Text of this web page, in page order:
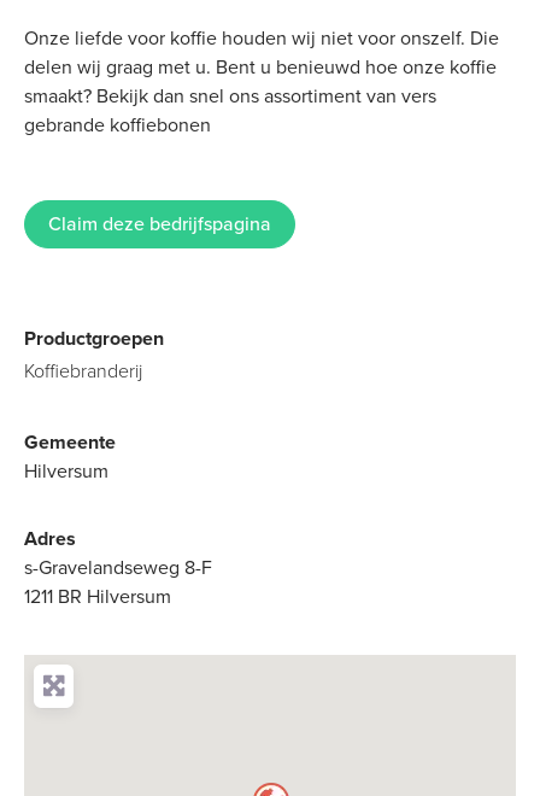
Onze liefde voor koffie houden wij niet voor onszelf. Die
delen wij graag met u. Bent u benieuwd hoe onze koffie
smaakt? Bekijk dan snel ons assortiment van vers
gebrande koffiebonen
Claim deze bedrijfspagina
Productgroepen
Koffiebranderij
Gemeente
Hilversum
Adres
s-Gravelandseweg 8-F
1211 BR Hilversum